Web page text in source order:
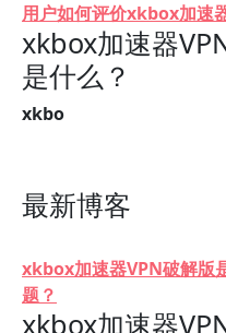
用户如何评价xkbox加速
xkbox加速器
是什么？
xkbo
最新博客
xkbox加速器VPN破解版
题？
xkbox加速器